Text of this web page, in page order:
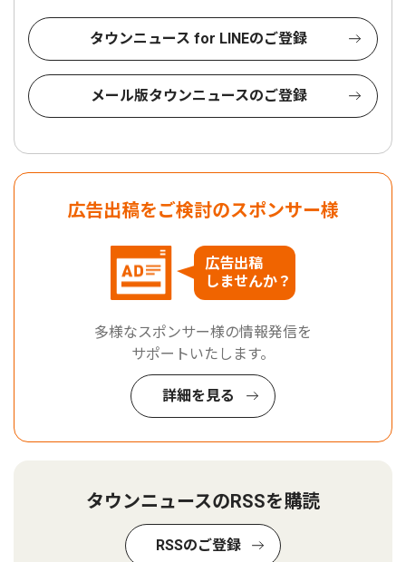
タウンニュース for LINEのご登録
メール版タウンニュースのご登録
広告出稿をご検討のスポンサー様
広告出稿
しませんか？
多様なスポンサー様の情報発信を
サポートいたします。
詳細を見る
タウンニュースのRSSを購読
RSSのご登録